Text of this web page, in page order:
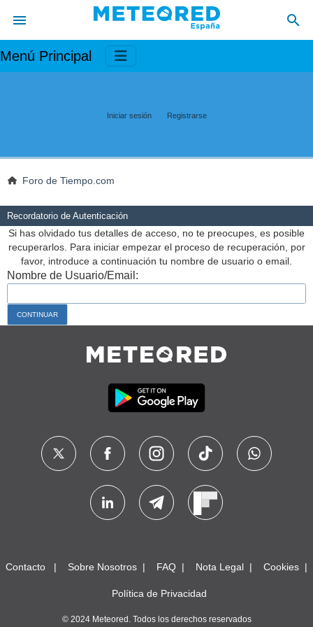
Menú Principal
Iniciar sesión Registrarse
Foro de Tiempo.com
Recordatorio de Autenticación
Si has olvidado tus detalles de acceso, no te preocupes, es posible
recuperarlos. Para iniciar empezar el proceso de recuperación, por
favor, introduce a continuación tu nombre de usuario o email.
Nombre de Usuario/Email:
Contacto Sobre Nosotros FAQ Nota Legal Cookies
Política de Privacidad
© 2024 Meteored. Todos los derechos reservados